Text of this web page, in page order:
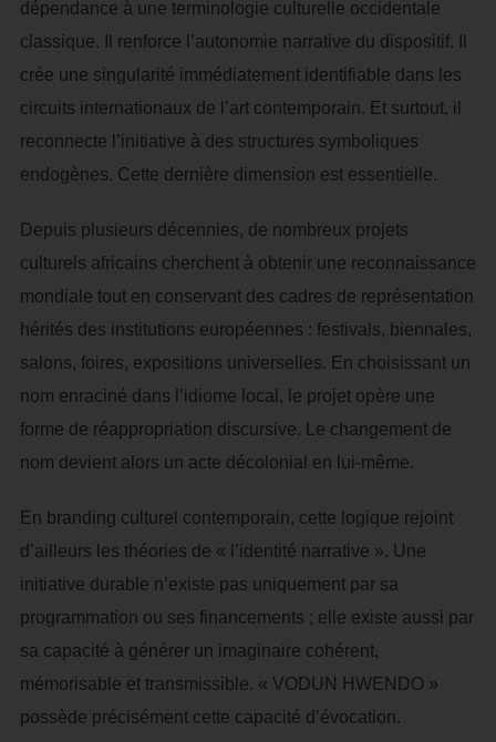
dépendance à une terminologie culturelle occidentale
classique. Il renforce l’autonomie narrative du dispositif. Il
crée une singularité immédiatement identifiable dans les
circuits internationaux de l’art contemporain. Et surtout, il
reconnecte l’initiative à des structures symboliques
endogènes. Cette dernière dimension est essentielle.
Depuis plusieurs décennies, de nombreux projets
culturels africains cherchent à obtenir une reconnaissance
mondiale tout en conservant des cadres de représentation
hérités des institutions européennes : festivals, biennales,
salons, foires, expositions universelles. En choisissant un
nom enraciné dans l’idiome local, le projet opère une
forme de réappropriation discursive. Le changement de
nom devient alors un acte décolonial en lui-même.
En branding culturel contemporain, cette logique rejoint
d’ailleurs les théories de « l’identité narrative ». Une
initiative durable n’existe pas uniquement par sa
programmation ou ses financements ; elle existe aussi par
sa capacité à générer un imaginaire cohérent,
mémorisable et transmissible. « VODUN HWENDO »
possède précisément cette capacité d’évocation.